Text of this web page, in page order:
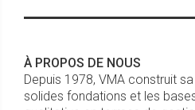
À PROPOS DE NOUS
Depuis 1978, VMA construit
solides fondations et les